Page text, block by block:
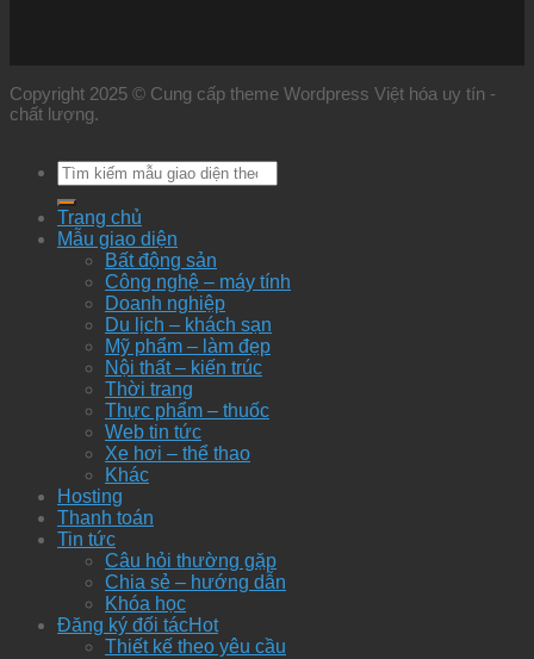
Copyright 2025 © Cung cấp theme Wordpress Việt hóa uy tín -
chất lượng.
Tìm
kiếm:
Trang chủ
Mẫu giao diện
Bất động sản
Công nghệ – máy tính
Doanh nghiệp
Du lịch – khách sạn
Mỹ phẩm – làm đẹp
Nội thất – kiến trúc
Thời trang
Thực phẩm – thuốc
Web tin tức
Xe hơi – thể thao
Khác
Hosting
Thanh toán
Tin tức
Câu hỏi thường gặp
Chia sẻ – hướng dẫn
Khóa học
Đăng ký đối tác
Thiết kế theo yêu cầu